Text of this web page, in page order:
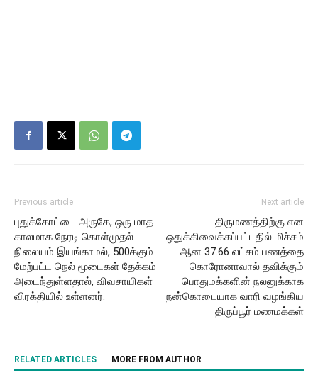
Previous article
புதுக்கோட்டை அருகே, ஒரு மாத
காலமாக நேரடி கொள்முதல்
நிலையம் இயங்காமல், 500க்கும்
மேற்பட்ட நெல் மூடைகள் தேக்கம்
அடைந்துள்ளதால், விவசாயிகள்
விரக்தியில் உள்ளனர்.
Next article
திருமணத்திற்கு என
ஒதுக்கிவைக்கப்பட்டதில் மிச்சம்
ஆன 37.66 லட்சம் பணத்தை
கொரோனாவால் தவிக்கும்
பொதுமக்களின் நலனுக்காக
நன்கொடையாக வாரி வழங்கிய
திருப்பூர் மணமக்கள்
RELATED ARTICLES MORE FROM AUTHOR